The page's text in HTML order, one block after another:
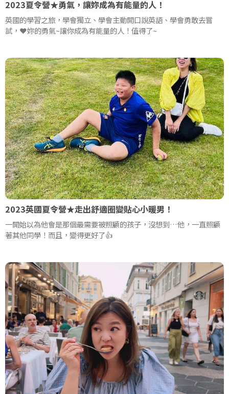
2023夏令營★勇氣，讓妳成為有能量的人！
英國的學習之旅，學會獨立、學會主動開口說英語、學會勇敢去嘗
試，❤️妳的勇氣~讓你成為有能量的人！值得了~
2023英國夏令營★走出舒適圈變貼心小暖男！
一開始以為他會是那個最需要被照顧的孩子，沒想到…他，一直照顧
著其他同學！而且，變得更好了👍